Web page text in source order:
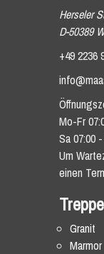
Herseler
D-50389
+49 2236
Mo-Fr
Sa 07:00
Um
einen
Granit
Marmor